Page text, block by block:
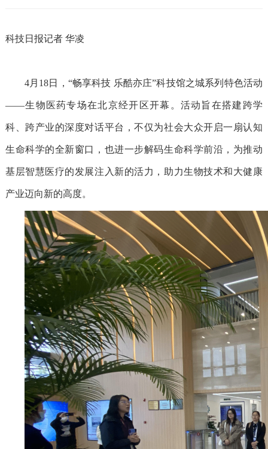
科技日报记者 华凌
4月18日，“畅享科技 乐酷亦庄”科技馆之城系列特色活动
——生物医药专场在北京经开区开幕。活动旨在搭建跨学
科、跨产业的深度对话平台，不仅为社会大众开启一扇认知
生命科学的全新窗口，也进一步解码生命科学前沿，为推动
基层智慧医疗的发展注入新的活力，助力生物技术和大健康
产业迈向新的高度。